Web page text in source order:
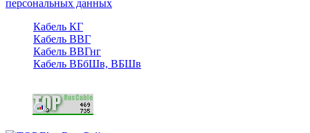
персональных данных
Кабель КГ
Кабель ВВГ
Кабель ВВГнг
Кабель ВБбШв, ВБШв